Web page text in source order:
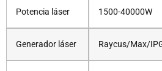
Potencia láser 1500-40000W
Generador láser Raycus/Max/